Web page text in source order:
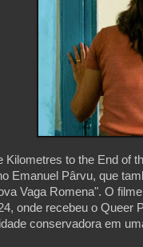
Kilometres to the End of
Emanuel Pârvu, que
Vaga Romena". O
onde recebeu o Queer
conservadora em